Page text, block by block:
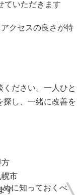
ていただきます
クセスの良さが特
ださい。一人ひと
探し、一緒に改善を
方
市
す
めに知っておくべ